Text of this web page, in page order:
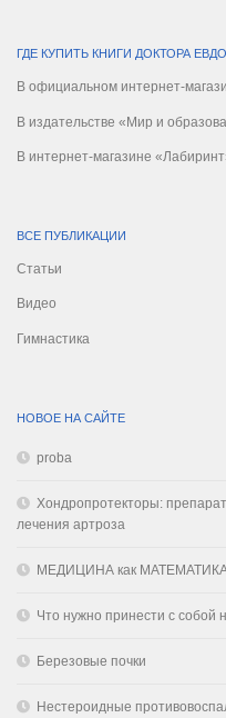
ГДЕ КУПИТЬ КНИГИ ДОКТОРА
В официальном интернет-
В издательстве «Мир и
В интернет-магазине
ВСЕ ПУБЛИКАЦИИ
Статьи
Видео
Гимнастика
НОВОЕ НА САЙТЕ
proba
Хондропротекторы:
лечения артроза
МЕДИЦИНА как
Что нужно принести с собой
Березовые почки
Нестероидные